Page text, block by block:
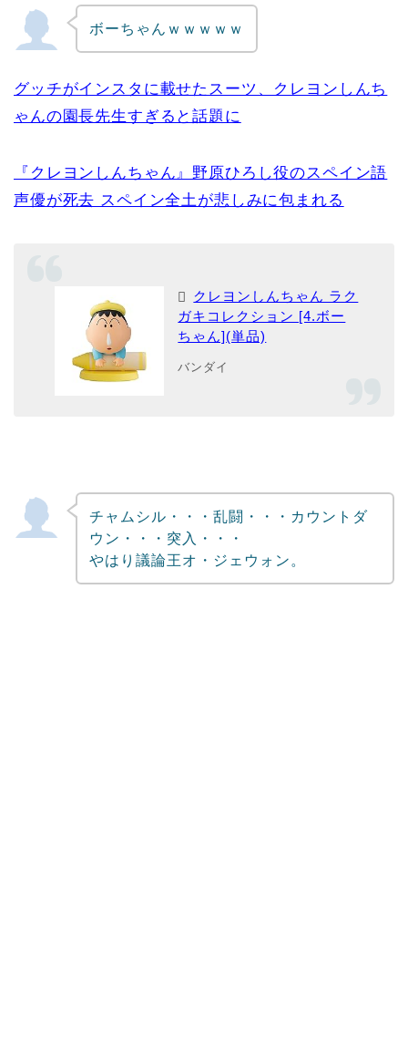
ボーちゃんｗｗｗｗｗ
グッチがインスタに載せたスーツ、クレヨンしんち
ゃんの園長先生すぎると話題に
『クレヨンしんちゃん』野原ひろし役のスペイン語
声優が死去 スペイン全土が悲しみに包まれる
クレヨンしんちゃん ラク
ガキコレクション [4.ボー
ちゃん](単品)
バンダイ
チャムシル・・・乱闘・・・カウントダ
ウン・・・突入・・・
やはり議論王オ・ジェウォン。